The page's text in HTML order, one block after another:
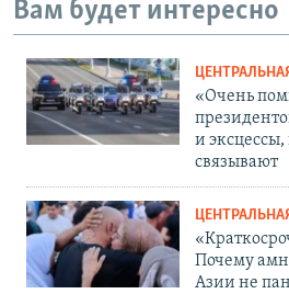
Вам будет интересно
«Очень
и
связывают
Почему
Азии не